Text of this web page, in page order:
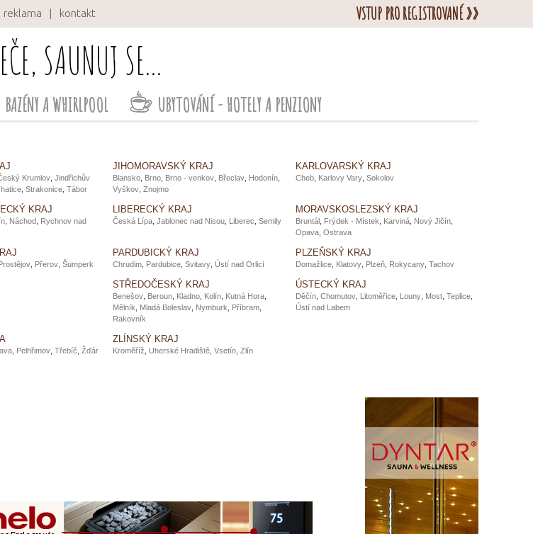
reklama kontakt VSTUP PRO REGISTROVANÉ »»
SAUNUJ SE...
BAZÉNY A WHIRLPOOL UBYTOVÁNÍ - HOTELY A PENZIONY
Krumlov, Jindřichův
, Strakonice, Tábor
JIHOMORAVSKÝ KRAJ
Blansko, Brno, Brno - venkov, Břeclav, Hodonín,
Vyškov, Znojmo
KARLOVARSKÝ KRAJ
Cheb, Karlovy Vary, Sokolov
KRAJ
, Náchod, Rychnov nad
LIBERECKÝ KRAJ
Česká Lípa, Jablonec nad Nisou, Liberec Semily
MORAVSKOSLEZSKÝ KRAJ
Bruntál, Frýdek - Místek Karviná, Nový Jičín,
Opava, Ostrava
, Přerov, Šumperk
PARDUBICKÝ KRAJ
Chrudim, Pardubice, Svitavy, Ústí nad Orlicí
PLZEŇSKÝ KRAJ
Domažlice, Klatovy, Plzeň, Rokycany, Tachov
STŘEDOČESKÝ KRAJ
Benešov, Beroun, Kladno, Kolín, Kutná Hora,
Mělník
Mladá Boleslav, Nymburk Příbram,
Rakovník
ÚSTECKÝ KRAJ
Děčín, Chomutov, Litoměřice, Louny, Most, Teplice,
Ústí nad Labem
, Pelhřimov, Třebíč Žďár
ZLÍNSKÝ KRAJ
Kroměříž Uherské Hradiště, Vsetín, Zlín